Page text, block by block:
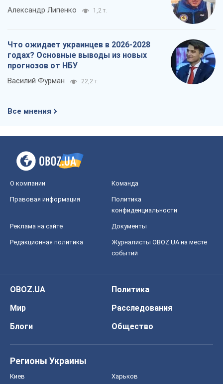
Александр Липенко 1,2 т.
Что ожидает украинцев в 2026-2028
годах? Основные выводы из новых
прогнозов от НБУ
Василий Фурман 22,2 т.
Все мнения
О компании Команда
Правовая информация
Политика
конфиденциальности
Реклама на сайте Документы
Редакционная политика
Журналисты OBOZ.UA на месте
событий
OBOZ.UA
Политика
Мир
Расследования
Блоги
Общество
Регионы Украины
Киев Харьков